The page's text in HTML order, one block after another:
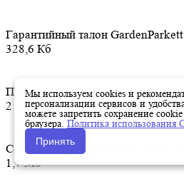
Гарантийный талон
328,6 Кб
Пожарный сертификат 2026-2029
2 Мб
Сертификат соответствия 2026-
1,7 Мб
Мы используем cookies и
персонализации сервисов и
можете запретить сохранение
браузера. Политика использования
Принять